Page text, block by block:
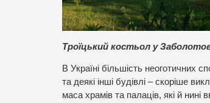
Троїцький костьол у
В Україні більшість неоготичних
та деякі інші будівлі – скоріше
маса храмів та палаців, які й